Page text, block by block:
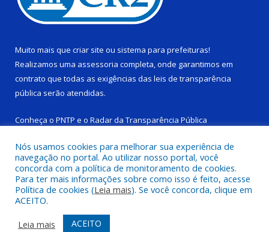
Muito mais que criar site ou sistema para prefeituras!
Realizamos uma assessoria completa, onde garantimos em
contrato que todas as exigências das leis de transparência
pública serão atendidas.
Conheça o PNTP e o Radar da Transparência Pública
Todos os direitos reservados a Câmara Municipal de Ponta de
Pedras.
Mapa do Site
Acessar Área Administrativa
Nós usamos cookies para melhorar sua experiência de
navegação no portal. Ao utilizar nosso portal, você
concorda com a política de monitoramento de cookies.
Para ter mais informações sobre como isso é feito, acesse
Política de cookies (Leia mais). Se você concorda, clique em
ACEITO.
Leia mais
ACEITO